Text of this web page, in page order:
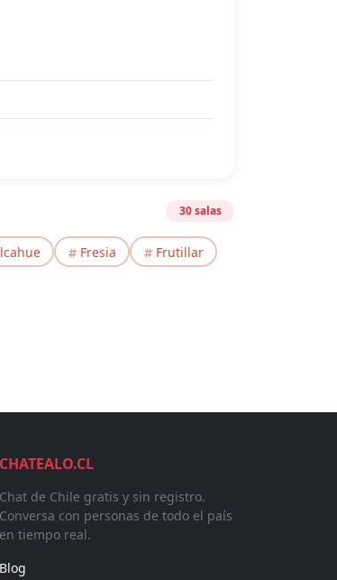
30 salas
Fresia
Frutillar
CHATEALO.CL
Chat de Chile gratis y sin registro.
Conversa con personas de todo el país
en tiempo real.
Blog